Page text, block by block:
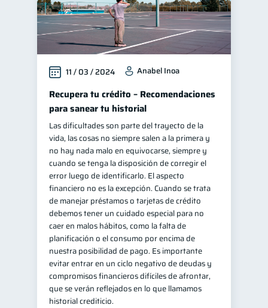
11 / 03 / 2024 Anabel Inoa
Recupera tu crédito – Recomendaciones
para sanear tu historial
Las dificultades son parte del trayecto de la
vida, las cosas no siempre salen a la primera y
no hay nada malo en equivocarse, siempre y
cuando se tenga la disposición de corregir el
error luego de identificarlo. El aspecto
financiero no es la excepción. Cuando se trata
de manejar préstamos o tarjetas de crédito
debemos tener un cuidado especial para no
caer en malos hábitos, como la falta de
planificación o el consumo por encima de
nuestra posibilidad de pago. Es importante
evitar entrar en un ciclo negativo de deudas y
compromisos financieros difíciles de afrontar,
que se verán reflejados en lo que llamamos
historial crediticio.